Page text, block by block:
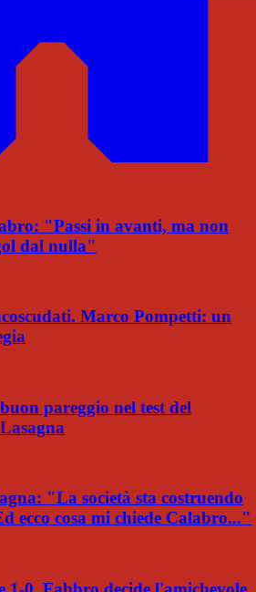
"Passi in avanti, ma non
dal nulla"
Marco Pompetti: un
pareggio nel test del
"La società sta costruendo
ecco cosa mi chiede Calabro..."